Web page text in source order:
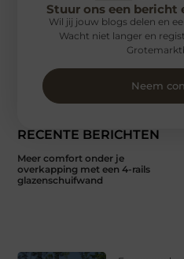
RECENTE BERICHTEN
Meer comfort onder je
overkapping met een 4-rails
glazenschuifwand
Stuur ons een bericht
Wil jij jouw blogs delen en
Wacht niet langer en
Neem